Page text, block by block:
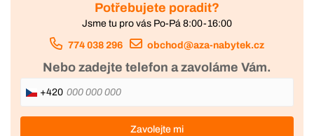
Potřebujete poradit?
Jsme tu pro vás Po-Pá 8:00-16:00
774 038 296 obchod@aza-nabytek.cz
Nebo zadejte telefon a zavoláme Vám.
+420
Zavolejte mi